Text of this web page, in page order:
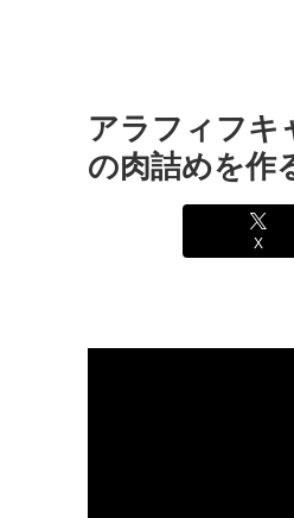
アラフィフキ
の肉詰めを作
X